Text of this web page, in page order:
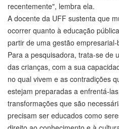
recentemente", lembra ela.
A docente da UFF sustenta que
ocorrer quanto à educação
partir de uma gestão
Para a pesquisadora, trata-se de
das crianças, com a sua
no qual vivem e as contradições
estejam preparadas a enfrentá-
transformações que são
precisam ser educados como